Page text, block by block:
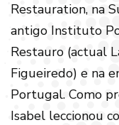
Restauration, na
antigo Instituto
Restauro (actual
Figueiredo) e na
Portugal. Como
Isabel leccionou